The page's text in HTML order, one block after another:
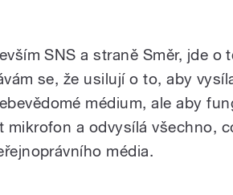
SNS a straně Směr, jde o
se, že usilují o to, aby
médium, ale aby
mikrofon a odvysílá všechno,
média.